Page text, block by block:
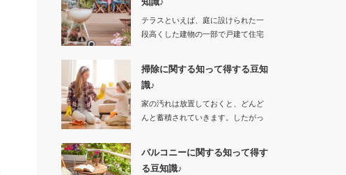
テラスといえば、庭に設けられた一
段高くした建物の一部で戸建て住宅
掃除に関する知って得する豆知
識♪
家の汚れは放置しておくと、どんど
んと蓄積されていきます。したがっ
バルコニーに関する知って得す
る豆知識♪